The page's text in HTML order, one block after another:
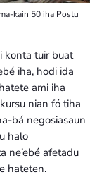
kain 50 iha Postu
konta tuir buat
iha, hodi ida
ami iha
nian fó tiha
bá negosiasaun
halo
ne’ebé afetadu
hateten.